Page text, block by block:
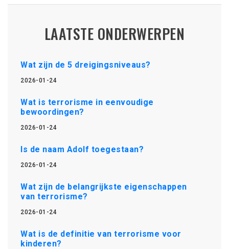
LAATSTE ONDERWERPEN
Wat zijn de 5 dreigingsniveaus?
2026-01-24
Wat is terrorisme in eenvoudige
bewoordingen?
2026-01-24
Is de naam Adolf toegestaan?
2026-01-24
Wat zijn de belangrijkste eigenschappen
van terrorisme?
2026-01-24
Wat is de definitie van terrorisme voor
kinderen?